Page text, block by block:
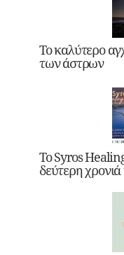
Το καλύτερο
των άστρων
Το Syros
δεύτερη